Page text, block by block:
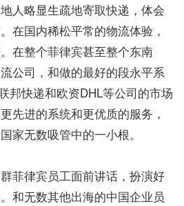
人略显生疏地寄取快递，体会
在国内稀松平常的物流体验，
在整个菲律宾甚至整个东南
公司，和做的最好的段永平系
邦快递和欧资DHL等公司的市场
先进的系统和更优质的服务，
家无数吸管中的一小根。
菲律宾员工面前讲话，扮演好
和无数其他出海的中国企业员